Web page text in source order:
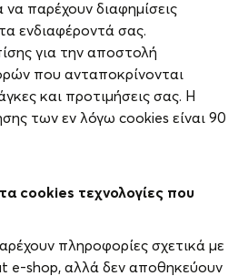
να παρέχουν διαφημίσεις
ενδιαφέροντά σας.
για την αποστολή
που ανταποκρίνονται
και προτιμήσεις σας. Η
των εν λόγω cookies είναι 90
cookies τεχνολογίες που
πληροφορίες σχετικά με
e-shop, αλλά δεν αποθηκεύουν